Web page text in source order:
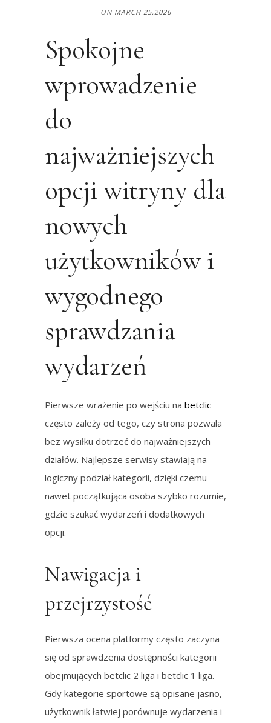
ON MARCH 25,2026
Spokojne
wprowadzenie
do
najważniejszych
opcji witryny dla
nowych
użytkowników i
wygodnego
sprawdzania
wydarzeń
Pierwsze wrażenie po wejściu na betclic
często zależy od tego, czy strona pozwala
bez wysiłku dotrzeć do najważniejszych
działów. Najlepsze serwisy stawiają na
logiczny podział kategorii, dzięki czemu
nawet początkująca osoba szybko rozumie,
gdzie szukać wydarzeń i dodatkowych
opcji.
Nawigacja i
przejrzystość
Pierwsza ocena platformy często zaczyna
się od sprawdzenia dostępności kategorii
obejmujących betclic 2 liga i betclic 1 liga.
Gdy kategorie sportowe są opisane jasno,
użytkownik łatwiej porównuje wydarzenia i